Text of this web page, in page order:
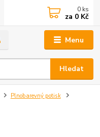
Menu
Hledat
0 ks
za 0 Kč
Plnobarevný potisk